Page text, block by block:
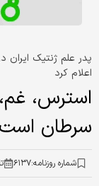
پدر علم ژنتیک ایران
اعلام کرد
استرس،
سرطان است
شماره روزنامه:۶۱۳۷